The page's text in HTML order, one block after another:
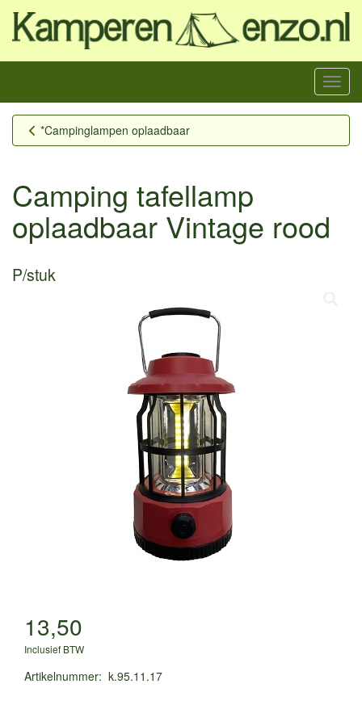
Menu
*Campinglampen oplaadbaar
Camping tafellamp
oplaadbaar Vintage rood
P/stuk
13,50
Inclusief BTW
Artikelnummer: k.95.11.17